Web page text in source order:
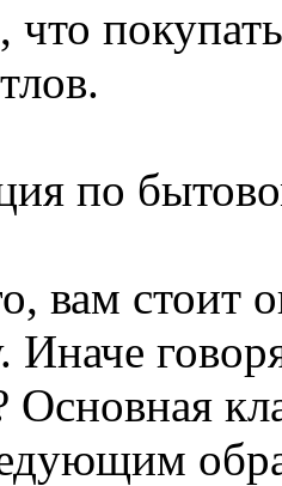
что
по
вам стоит
Иначе
Основная